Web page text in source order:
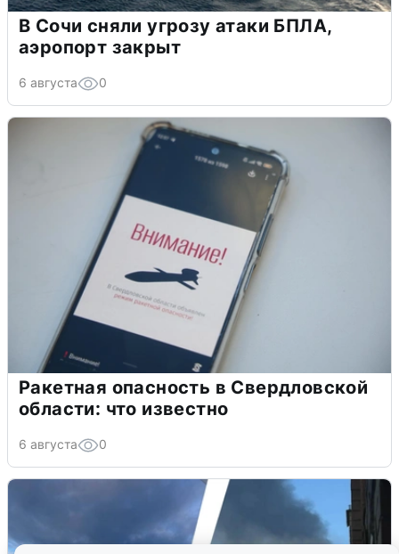
В Сочи сняли угрозу атаки БПЛА,
аэропорт закрыт
6 августа 0
Ракетная опасность в Свердловской
области: что известно
6 августа 0